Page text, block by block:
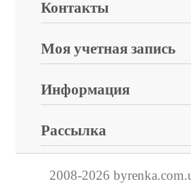
Контакты
Моя учетная запись
Информация
Рассылка
2008-2026